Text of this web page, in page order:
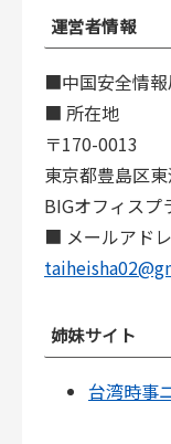
運営者情報
■中国安全情報
■ 所在地
〒170-0013
東京都豊島区
BIGオフィスプ
■ メールアド
姉妹サイト
台湾時事